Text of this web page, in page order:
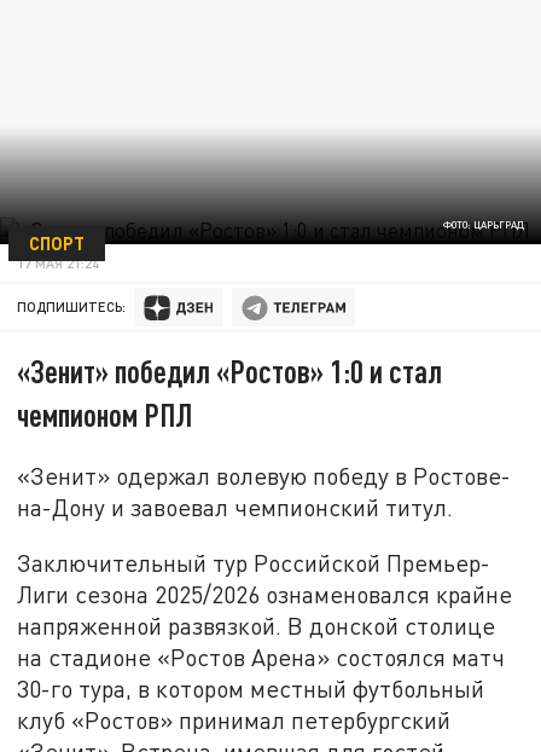
ФОТО: ЦАРЬГРАД
СПОРТ
17 МАЯ 21:24
ПОДПИШИТЕСЬ:
«Зенит» победил «Ростов» 1:0 и стал
чемпионом РПЛ
«Зенит» одержал волевую победу в Ростове-
на-Дону и завоевал чемпионский титул.
Заключительный тур Российской Премьер-
Лиги сезона 2025/2026 ознаменовался крайне
напряженной развязкой. В донской столице
на стадионе «Ростов Арена» состоялся матч
30-го тура, в котором местный футбольный
клуб «Ростов» принимал петербургский